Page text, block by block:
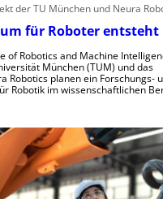
der TU München und Neura
für Roboter entsteht
of Robotics and Machine
München (TUM) und das
Robotics planen ein Forschungs-
Robotik im wissenschaftlichen